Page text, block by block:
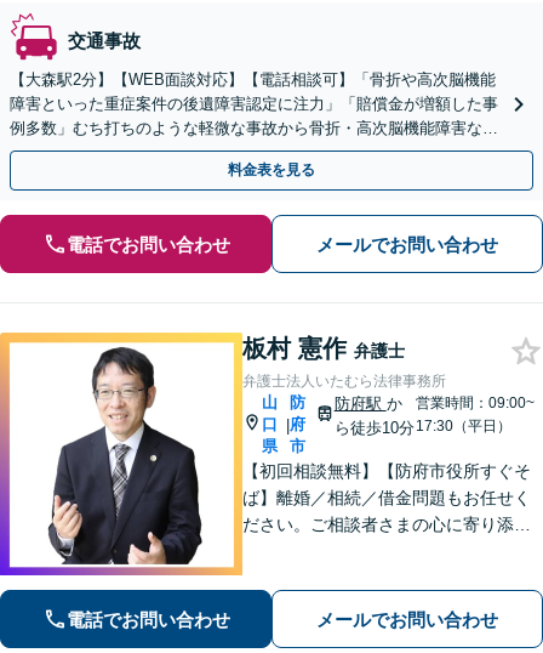
交通事故
【大森駅2分】【WEB面談対応】【電話相談可】「骨折や高次脳機能
障害といった重症案件の後遺障害認定に注力」「賠償金が増額した事
例多数」むち打ちのような軽微な事故から骨折・高次脳機能障害など
の重症事故まで、事故の規模に関わらず対応いたします
料金表を見る
電話でお問い合わせ メールでお問い合わせ
板村 憲作 弁護士
弁護士法人いたむら法律事務所
山
口
県
|
防
府
市
防府駅 か
ら徒歩10分
営業時間：09:00~
17:30（平日）
【初回相談無料】【防府市役所すぐそ
ば】離婚／相続／借金問題もお任せく
ださい。ご相談者さまの心に寄り添っ
着した事務所です。お気軽にご相談く
電話でお問い合わせ メールでお問い合わせ